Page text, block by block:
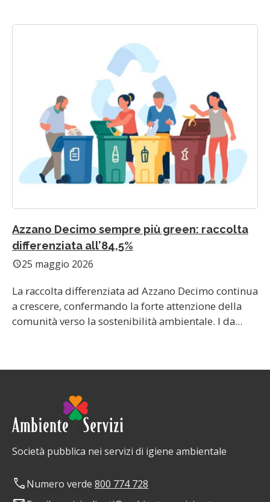
Azzano Decimo sempre più green: raccolta
differenziata all’84,5%
schedule25 maggio 2026
La raccolta differenziata ad Azzano Decimo continua
a crescere, confermando la forte attenzione della
comunità verso la sostenibilità ambientale. I da...
Società pubblica nei servizi di igiene ambientale
phoneNumero verde 800 774 728